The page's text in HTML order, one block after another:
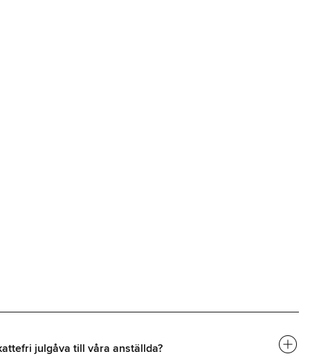
julgåva till våra anställda? add_circle